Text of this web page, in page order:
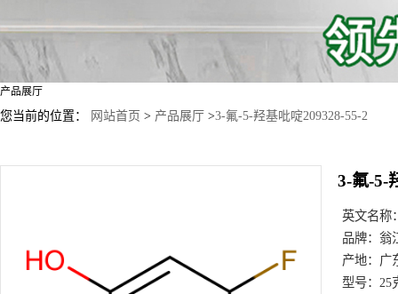
产品展厅
您当前的位置： 网站首页 > 产品展厅 >3-氟-5-羟基吡啶209328-55-2
3-氟-5-
英文名称
品牌： 翁
产地： 广
型号： 25